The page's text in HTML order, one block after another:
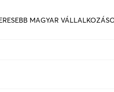
MAGYAR